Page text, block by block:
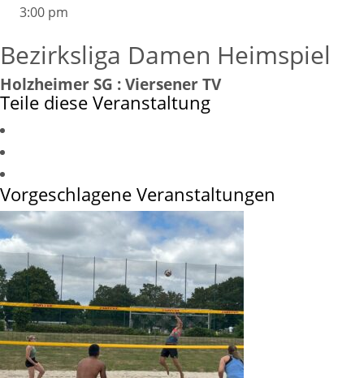
3:00 pm
Bezirksliga Damen Heimspiel
Holzheimer SG : Viersener TV
Teile diese Veranstaltung
Vorgeschlagene Veranstaltungen